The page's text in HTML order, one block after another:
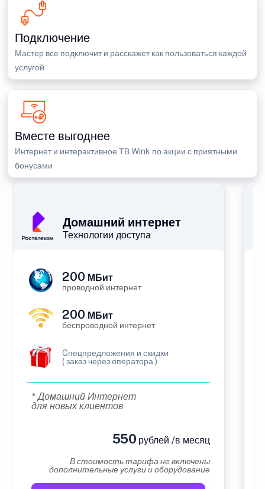
Подключение
Мастер все подключит и расскажет как пользоваться каждой
услугой
Вместе выгоднее
Интернет и интерактивное ТВ Wink по акции с приятными
бонусами
Домашний интернет
Технологии доступа
200 МБит
проводной интернет
200 МБит
беспроводной интернет
Cпецпредложения и скидки
( заказ через оператора )
* Домашний Интернет
для новых клиентов
550 рублей /в месяц
В стоимость тарифа не включены
дополнительные услуги и оборудование